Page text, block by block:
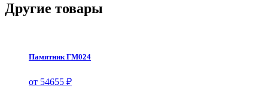
Другие товары
Памятник ГМ024
от 54655 ₽